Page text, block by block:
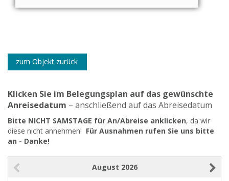
zum Objekt zurück
Klicken Sie im Belegungsplan auf das gewünschte
Anreisedatum – anschließend auf das Abreisedatum
Bitte NICHT SAMSTAGE für An/Abreise anklicken, da wir
diese nicht annehmen! Für Ausnahmen rufen Sie uns bitte
an - Danke!
August 2026